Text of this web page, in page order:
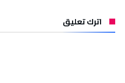
اترك تعليق